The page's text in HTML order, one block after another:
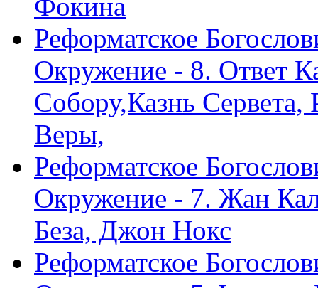
Реформатское
Окружение - 8. Ответ
Собору,Казнь Сервета,
Веры,
Реформатское
Окружение - 7. Жан
Беза, Джон Нокс
Реформатское